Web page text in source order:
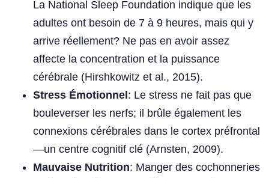
La National Sleep Foundation indique que les
adultes ont besoin de 7 à 9 heures, mais qui y
arrive réellement? Ne pas en avoir assez
affecte la concentration et la puissance
cérébrale (Hirshkowitz et al., 2015).
Stress Émotionnel: Le stress ne fait pas que
bouleverser les nerfs; il brûle également les
connexions cérébrales dans le cortex préfrontal
—un centre cognitif clé (Arnsten, 2009).
Mauvaise Nutrition: Manger des cochonneries